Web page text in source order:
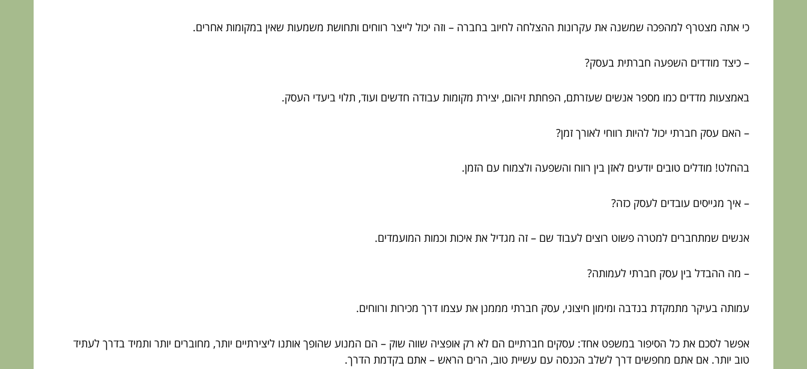
כי אתה מצטרף למהפכה שמשנה את עקרונות ההצלחה לחיוב בחברה – וזה יכול לייצר רווחים ותחושת משמעות שאין במקומות אחרים.
– כיצד מודדים השפעה חברתית בעסק?
באמצעות מדדים כמו מספר אנשים שעזרתם, הפחתת זיהום, יצירת מקומות עבודה חדשים ועוד, תלוי ביעדי העסק.
– האם עסק חברתי יכול להיות רווחי לאורך זמן?
בהחלט! מודלים טובים יודעים לאזן בין רווח והשפעה ולצמוח עם הזמן.
– איך מגייסים עובדים לעסק כזה?
אנשים שמתחברים למטרה פשוט רוצים לעבוד שם – זה מגדיל את איכות וכמות המועמדים.
– מה ההבדל בין עסק חברתי לעמותה?
עמותה בעיקר מתמקדת בנדבה ומימון חיצוני, עסק חברתי מממנן את עצמו דרך מכירות ורווחים.
אפשר לסכם את כל הסיפור במשפט אחד: עסקים חברתיים הם לא רק אופציה שווה שוק – הם המנוע שהופך אותנו ליצירתיים יותר, מחוברים יותר ותמיד בדרך לעתיד
טוב יותר. אם אתם מחפשים דרך לשלב הכנסה עם עשיית טוב, הרים הראש – אתם בקדמת הדרך.